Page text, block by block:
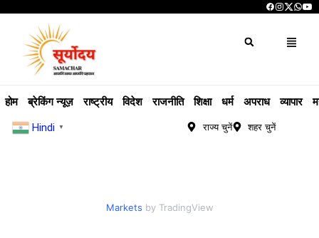
होम ब्रेकिंग न्यूज़ राष्ट्रीय विदेश राजनीति शिक्षा धर्म अपराध व्यापार
Hindi ▼ राज्य चुनें शहर चुनें
Markets by TradingView